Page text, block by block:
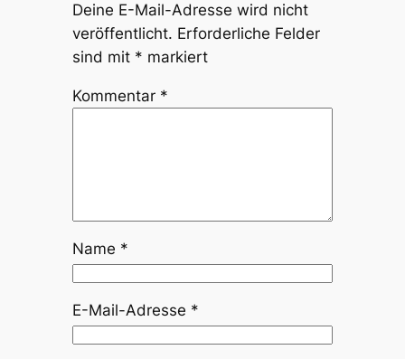
Deine E-Mail-Adresse wird nicht
veröffentlicht. Erforderliche Felder
sind mit * markiert
Kommentar *
Name *
E-Mail-Adresse *